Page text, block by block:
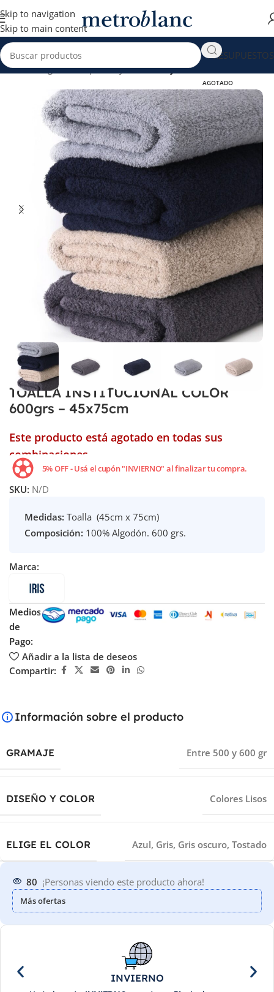
Skip to navigation
Skip to main content
PRESUPUESTOS
Inicio Hogar venta por Mayor Toallas y Toallones
AGOTADO
TOALLA INSTITUCIONAL COLOR
600grs – 45x75cm
Este producto está agotado en todas sus
combinaciones.
5% OFF - Usá el cupón "INVIERNO" al finalizar tu compra.
SKU: N/D
Medidas: Toalla (45cm x 75cm)
Composición: 100% Algodón. 600 grs.
Marca:
Medios
de
Pago:
Añadir a la lista de deseos
Compartir:
Información sobre el producto
GRAMAJE Entre 500 y 600 gr
DISEÑO Y COLOR Colores Lisos
ELIGE EL COLOR Azul, Gris, Gris oscuro, Tostado
80 ¡Personas viendo este producto ahora!
Más ofertas
INVIERNO